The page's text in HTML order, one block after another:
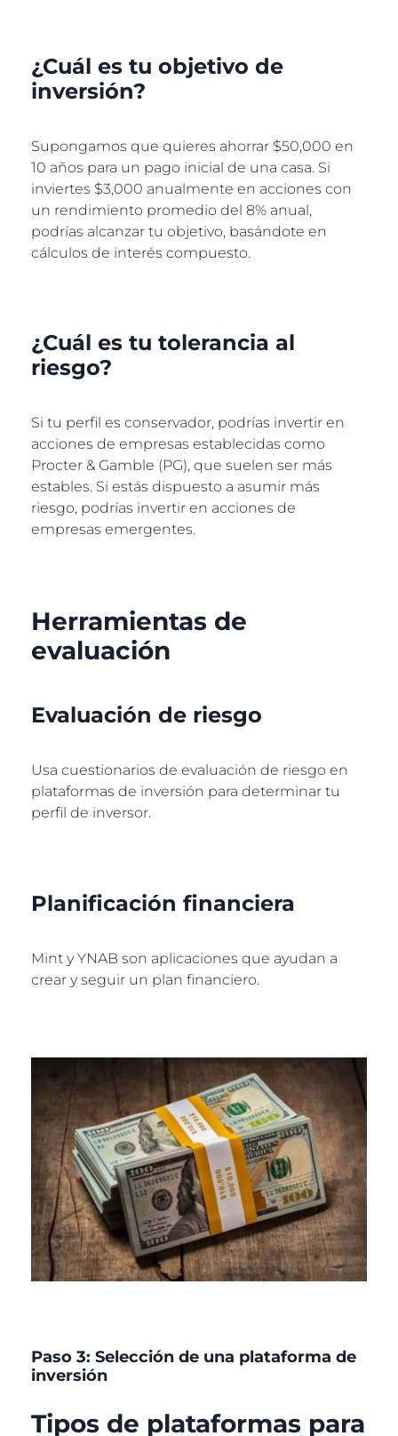
¿Cuál es tu objetivo de
inversión?
Supongamos que quieres ahorrar $50,000 en
10 años para un pago inicial de una casa. Si
inviertes $3,000 anualmente en acciones con
un rendimiento promedio del 8% anual,
podrías alcanzar tu objetivo, basándote en
cálculos de interés compuesto.
¿Cuál es tu tolerancia al
riesgo?
Si tu perfil es conservador, podrías invertir en
acciones de empresas establecidas como
Procter & Gamble (PG), que suelen ser más
estables. Si estás dispuesto a asumir más
riesgo, podrías invertir en acciones de
empresas emergentes.
Herramientas de
evaluación
Evaluación de riesgo
Usa cuestionarios de evaluación de riesgo en
plataformas de inversión para determinar tu
perfil de inversor.
Planificación financiera
Mint y YNAB son aplicaciones que ayudan a
crear y seguir un plan financiero.
Paso 3: Selección de una plataforma de
inversión
Tipos de plataformas para